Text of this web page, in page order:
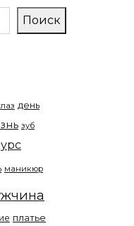
Поиск
день
зуб
маникюр
платье